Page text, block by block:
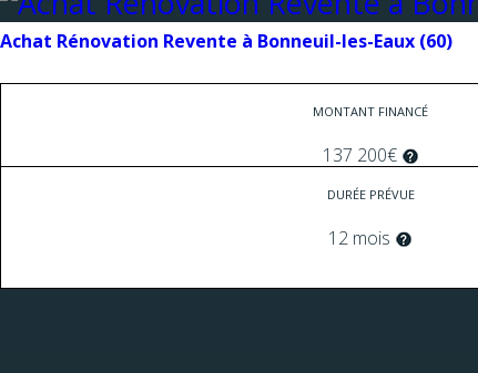
Achat Rénovation Revente à Bonneuil-les-Eaux (60)
MONTANT FINANCÉ
137 200€
DURÉE PRÉVUE
12 mois